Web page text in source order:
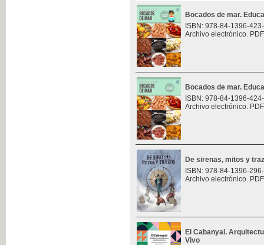
Bocados de mar.
ISBN: 978-84-1396-
Archivo electrónico.
Bocados de mar.
ISBN: 978-84-1396-
Archivo electrónico.
De sirenas, mitos y
ISBN: 978-84-1396-
Archivo electrónico.
El Cabanyal.
Vivo